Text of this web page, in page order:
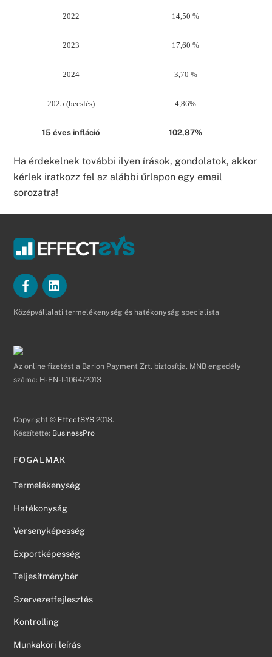
2022 14,50 %
2023 17,60 %
2024 3,70 %
2025 (becslés) 4,86%
15 éves infláció 102,87%
Ha érdekelnek további ilyen írások, gondolatok, akkor
kérlek iratkozz fel az alábbi űrlapon egy email
sorozatra!
Középvállalati termelékenység és hatékonyság specialista
Az online fizetést a Barion Payment Zrt. biztosítja, MNB engedély
száma: H-EN-I-1064/2013
Copyright © EffectSYS 2018.
Készítette: BusinessPro
FOGALMAK
Termelékenység
Hatékonyság
Versenyképesség
Exportképesség
Teljesítménybér
Szervezetfejlesztés
Kontrolling
Munkaköri leírás